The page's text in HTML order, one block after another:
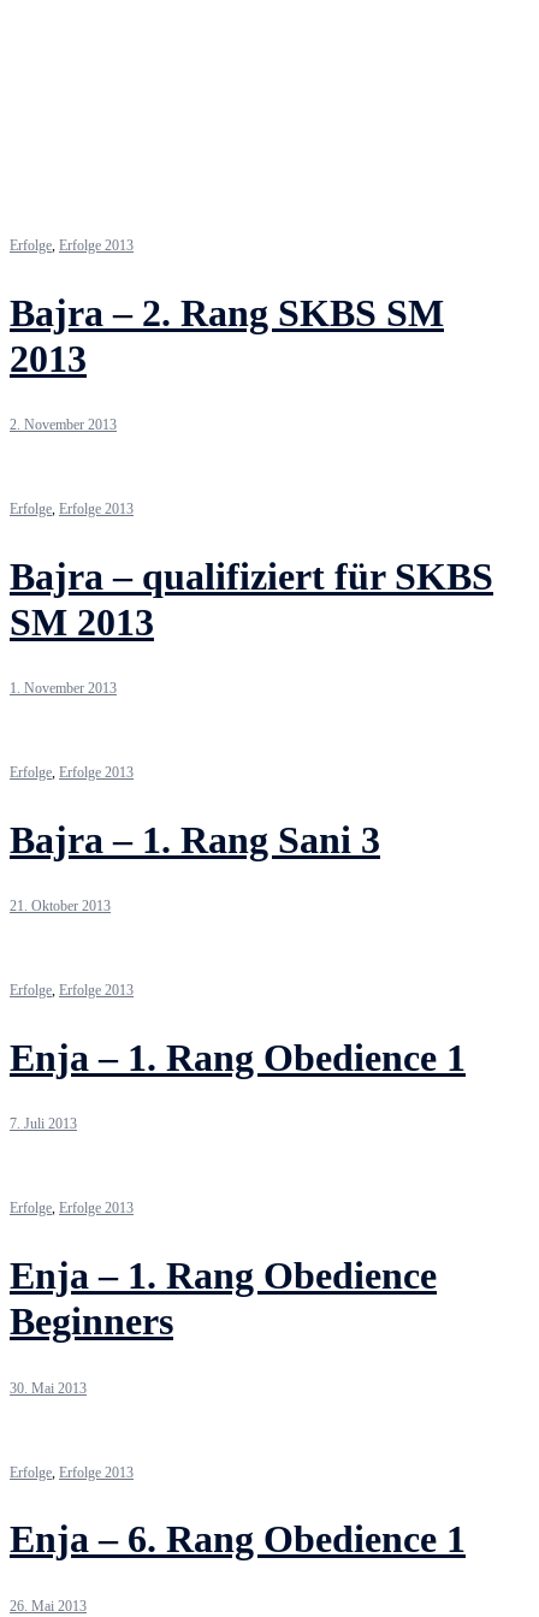
Erfolge, Erfolge 2013
Bajra – 2. Rang SKBS SM
2013
2. November 2013
Erfolge, Erfolge 2013
Bajra – qualifiziert für SKBS
SM 2013
1. November 2013
Erfolge, Erfolge 2013
Bajra – 1. Rang Sani 3
21. Oktober 2013
Erfolge, Erfolge 2013
Enja – 1. Rang Obedience 1
7. Juli 2013
Erfolge, Erfolge 2013
Enja – 1. Rang Obedience
Beginners
30. Mai 2013
Erfolge Erfolge 2013
Enja – 6. Rang Obedience 1
26. Mai 2013